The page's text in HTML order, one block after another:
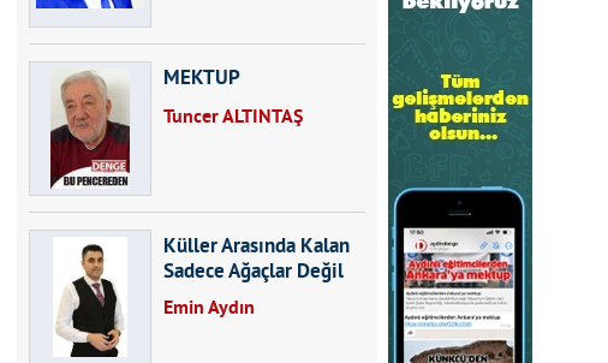
MEKTUP
Tuncer ALTINTAŞ
Küller Arasında Kalan
Sadece Ağaçlar Değil
Emin Aydın